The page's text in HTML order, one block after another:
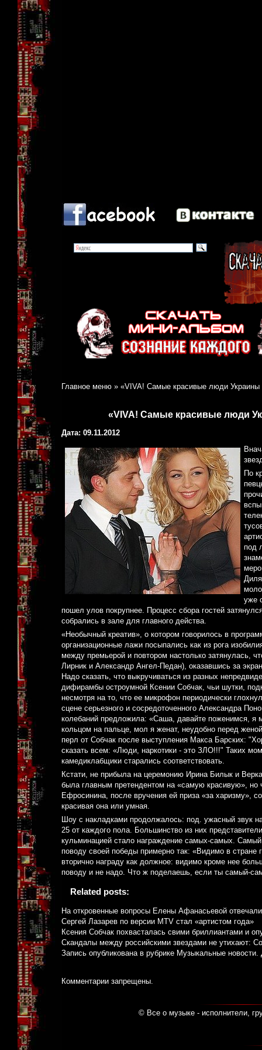
Главное меню » «VIVA! Самые красивые люди Украины
«VIVA! Самые красивые люди
Дата: 09.11.2012
По
под
уже
пошел улов покрупнее. Процесс сбора гостей
собрались в зале для главного действа.
«Необычный креатив», о котором говорилось в
организационные лажи посыпались как из рога
между премьерой и повтором настолько затянулась,
Лирник и Александр Ангел-Педан), оказавшись за
Надо сказать, что выкручиваться из разных
дифирамбы остроумной Ксении Собчак, чьи шутки,
несмотря на то, что ее микрофон периодически
сцене серьезного и сосредоточенного Александра
колебаний предложила: «Саша, давайте поженимся,
кольцом на пальце, мол я женат, неудобно перед
перл от Собчак после выступления Макса Барских:
сказать всем: «Люди, наркотики - это ЗЛО!!!" Таких
камедиклабщики старались соответствовать.
Кстати, не прибыла на церемонию Ирина Билык и
была главным претендентом на «самую красивую»,
Ефросинина, после вручения ей приза «за харизму»,
красивая она или умная.
Шоу с накладками продолжалось: под. ужасный звук
25 от каждого пола. Большинство из них
кульминацией стало награждение самых-самых.
поводу своей победы примерно так: «Видимо в
вторично награду как должное: видимо кроме нее
поводу и не надо. Что ж поделаешь, если ты самый-
Related posts:
На откровенные вопросы Елены Афанасьевой
Сергей Лазарев по версии MTV стал «артистом года»
Ксения Собчак похвасталась свими бриллиантами и
Скандалы между российскими звездами не утихают:
Запись опубликована в рубрике Музыкальные новости.
Комментарии запрещены.
© Все о музыке - исполнители,